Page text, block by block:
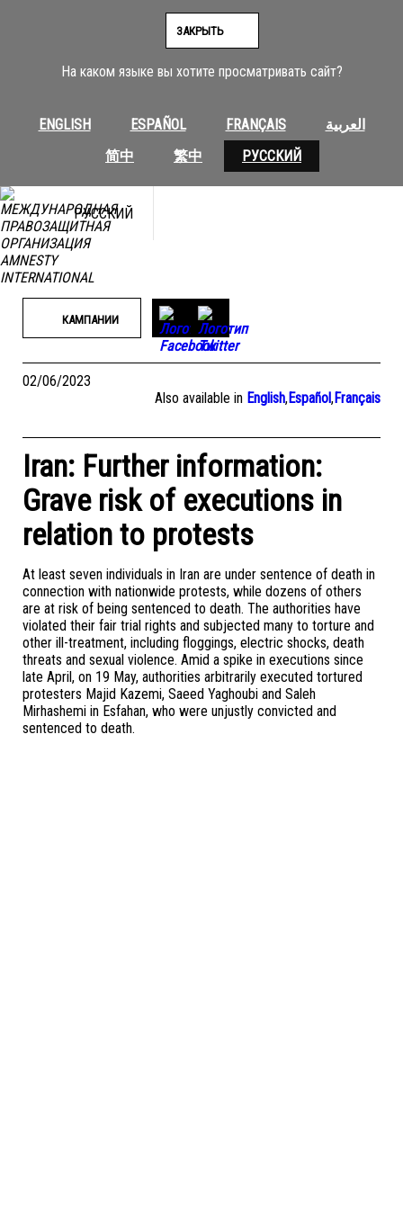
На каком языке вы хотите просматривать сайт?
ENGLISH ESPAÑOL FRANÇAIS
العربية
简中
繁中 РУССКИЙ
ЗАКРЫТЬ
РУССКИЙ
КАМПАНИИ
02/06/2023
Also available in English,Español,Français
Iran: Further information:
Grave risk of executions in
relation to protests
At least seven individuals in Iran are under sentence of death in
connection with nationwide protests, while dozens of others
are at risk of being sentenced to death. The authorities have
violated their fair trial rights and subjected many to torture and
other ill-treatment, including floggings, electric shocks, death
threats and sexual violence. Amid a spike in executions since
late April, on 19 May, authorities arbitrarily executed tortured
protesters Majid Kazemi, Saeed Yaghoubi and Saleh
Mirhashemi in Esfahan, who were unjustly convicted and
sentenced to death.